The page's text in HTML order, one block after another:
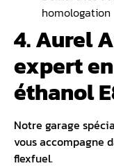
homologation
4. Aurel
expert
éthanol
Notre garage
vous accompagne
flexfuel.